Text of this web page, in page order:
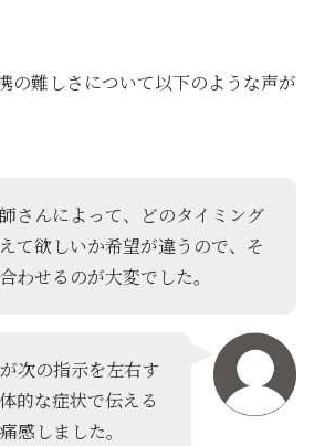
の難しさについて以下のような声が
さんによって、どのタイミング
て欲しいか希望が違うので、そ
わせるのが大変でした。
次の指示を左右す
的な症状で伝える
感しました。